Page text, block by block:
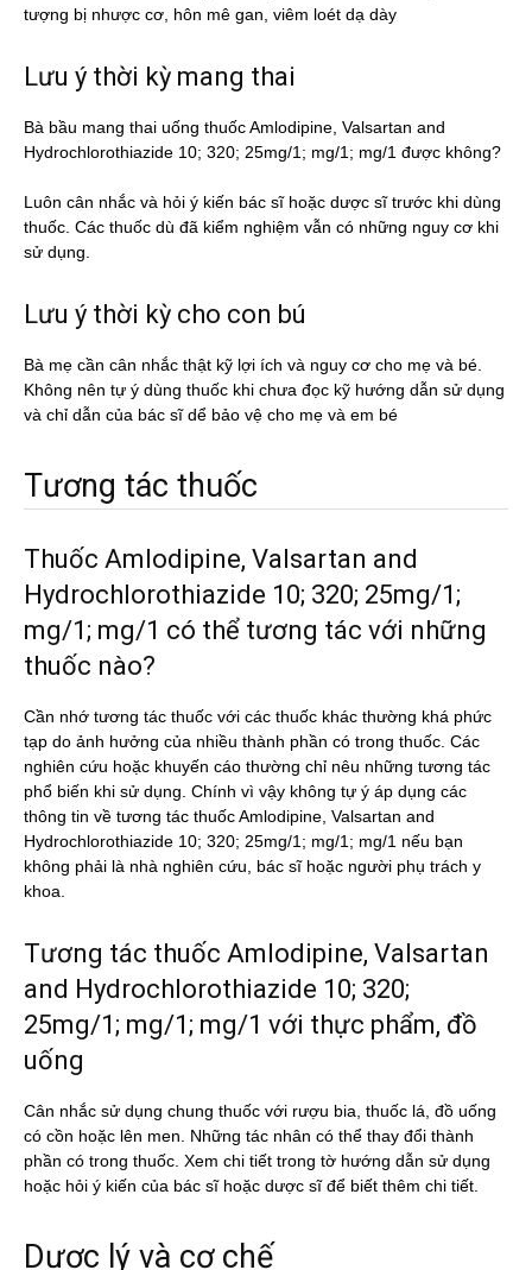
tượng bị nhược cơ, hôn mê gan, viêm loét dạ dày
Lưu ý thời kỳ mang thai
Bà bầu mang thai uống thuốc Amlodipine, Valsartan and
Hydrochlorothiazide 10; 320; 25mg/1; mg/1; mg/1 được không?
Luôn cân nhắc và hỏi ý kiến bác sĩ hoặc dược sĩ trước khi dùng
thuốc. Các thuốc dù đã kiểm nghiệm vẫn có những nguy cơ khi
sử dụng.
Lưu ý thời kỳ cho con bú
Bà mẹ cần cân nhắc thật kỹ lợi ích và nguy cơ cho mẹ và bé.
Không nên tự ý dùng thuốc khi chưa đọc kỹ hướng dẫn sử dụng
và chỉ dẫn của bác sĩ dể bảo vệ cho mẹ và em bé
Tương tác thuốc
Thuốc Amlodipine, Valsartan and
Hydrochlorothiazide 10; 320; 25mg/1;
mg/1; mg/1 có thể tương tác với những
thuốc nào?
Cần nhớ tương tác thuốc với các thuốc khác thường khá phức
tạp do ảnh hưởng của nhiều thành phần có trong thuốc. Các
nghiên cứu hoặc khuyến cáo thường chỉ nêu những tương tác
phổ biến khi sử dụng. Chính vì vậy không tự ý áp dụng các
thông tin về tương tác thuốc Amlodipine, Valsartan and
Hydrochlorothiazide 10; 320; 25mg/1; mg/1; mg/1 nếu bạn
không phải là nhà nghiên cứu, bác sĩ hoặc người phụ trách y
khoa.
Tương tác thuốc Amlodipine, Valsartan
and Hydrochlorothiazide 10; 320;
25mg/1; mg/1; mg/1 với thực phẩm, đồ
uống
Cân nhắc sử dụng chung thuốc với rượu bia, thuốc lá, đồ uống
có cồn hoặc lên men. Những tác nhân có thể thay đổi thành
phần có trong thuốc. Xem chi tiết trong tờ hướng dẫn sử dụng
hoặc hỏi ý kiến của bác sĩ hoặc dược sĩ để biết thêm chi tiết.
Dược lý và cơ chế